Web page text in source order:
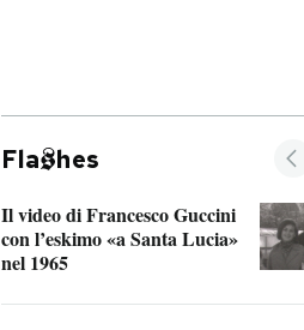
Fla hes
Il video di Francesco Guccini
con l’eskimo «a Santa Lucia»
nel 1965